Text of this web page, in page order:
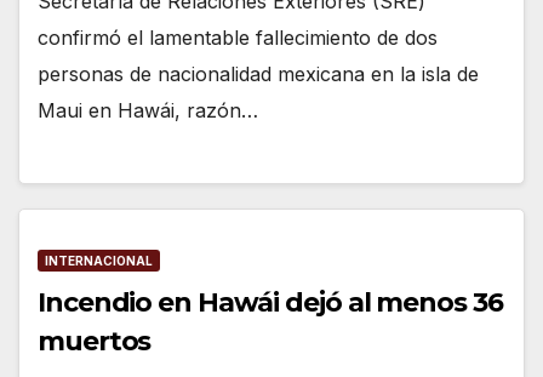
confirmó el lamentable fallecimiento de dos
personas de nacionalidad mexicana en la isla de
Maui en Hawái, razón…
INTERNACIONAL
Incendio en Hawái dejó al menos 36
muertos